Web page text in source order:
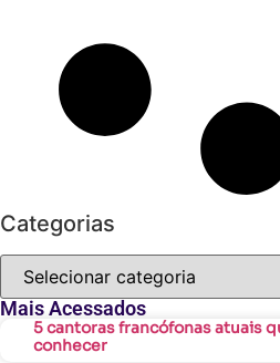
Categorias
Mais Acessados
5 cantoras francófonas atuais
conhecer